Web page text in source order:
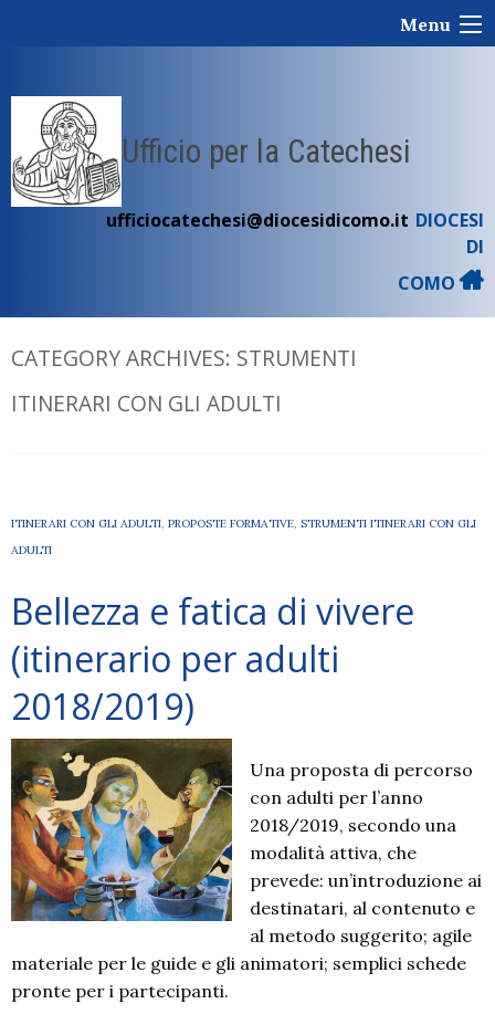
Menu
Ufficio per la Catechesi
ufficiocatechesi@diocesidicomo.it DIOCESI
DI
COMO
CATEGORY ARCHIVES: STRUMENTI
ITINERARI CON GLI ADULTI
ITINERARI CON GLI ADULTI, PROPOSTE FORMATIVE, STRUMENTI ITINERARI CON GLI
ADULTI
Bellezza e fatica di vivere
(itinerario per adulti
2018/2019)
Una proposta di percorso
con adulti per l’anno
2018/2019, secondo una
modalità attiva, che
prevede: un’introduzione ai
destinatari, al contenuto e
al metodo suggerito; agile
materiale per le guide e gli animatori; semplici schede
pronte per i partecipanti.